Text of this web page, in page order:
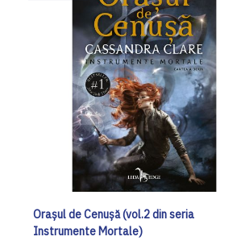
Orașul de Cenușă (vol.2 din seria
Instrumente Mortale)